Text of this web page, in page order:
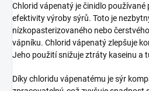
Chlorid vápenatý je činidlo používané
efektivity výroby sýrů. Toto je
nízkopasterizovaného nebo
vápníku. Chlorid vápenatý zlepšuje
Jeho použití snižuje ztráty kaseinu a
Díky chloridu vápenatému je sýr